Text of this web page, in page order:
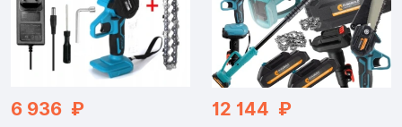
6 936 ₽ 12 144 ₽